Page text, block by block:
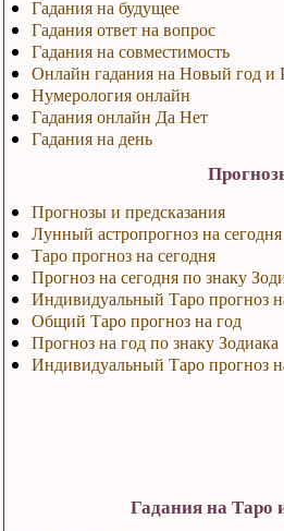
Гадания на будущее
Гадания ответ на вопрос
Гадания на совместимость
Онлайн гадания на Новый год и
Нумерология онлайн
Гадания онлайн Да Нет
Гадания на день
Прогнозы и предсказания
Лунный астропрогноз на сегодня
Таро прогноз на сегодня
Прогноз на сегодня по знаку
Индивидуальный Таро прогноз
Общий Таро прогноз на год
Прогноз на год по знаку Зодиака
Индивидуальный Таро прогноз
Гадания на Таро